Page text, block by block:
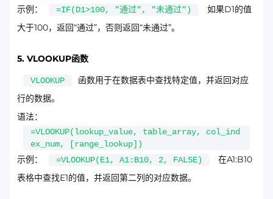
示例： =IF(D1>100, "通过", "未通过")
如果D1的值
大于100，返回“通过”，否则返回“未通过”。
5. VLOOKUP函数
VLOOKUP
函数用于在数据表中查找特定值，并返回对应
行的数据。
语法：
=VLOOKUP(lookup_value, table_array, col_ind
ex_num, [range_lookup])
示例： =VLOOKUP(E1, A1:B10, 2, FALSE)
在A1:B10
表格中查找E1的值，并返回第二列的对应数据。